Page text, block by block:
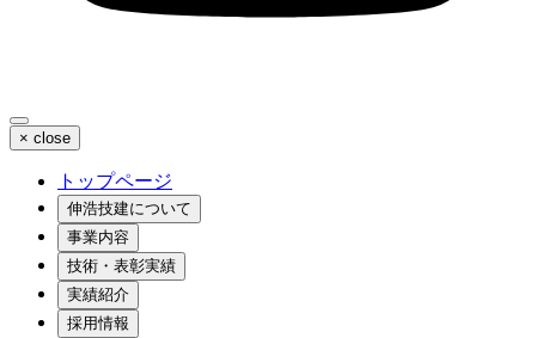
× close
トップページ
伸浩技建について
事業内容
技術・表彰実績
実績紹介
採用情報